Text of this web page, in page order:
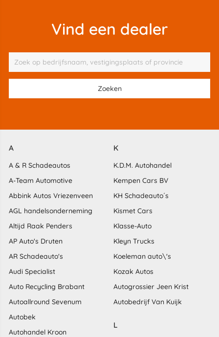
Vind een dealer
A
A & R Schadeautos
A-Team Automotive
Abbink Autos Vriezenveen
AGL handelsonderneming
Altijd Raak Penders
AP Auto's Druten
AR Schadeauto's
Audi Specialist
Auto Recycling Brabant
Autoallround Sevenum
Autobek
Autohandel Kroon
K
K.D.M. Autohandel
Kempen Cars BV
KH Schadeauto´s
Kismet Cars
Klasse-Auto
Kleyn Trucks
Koeleman auto\'s
Kozak Autos
Autogrossier Jeen Krist
Autobedrijf Van Kuijk
L